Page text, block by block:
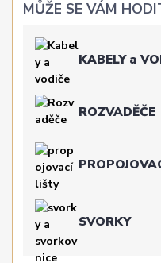
MŮŽE SE VÁM
KABELY a
ROZVADĚČE
SVORKY